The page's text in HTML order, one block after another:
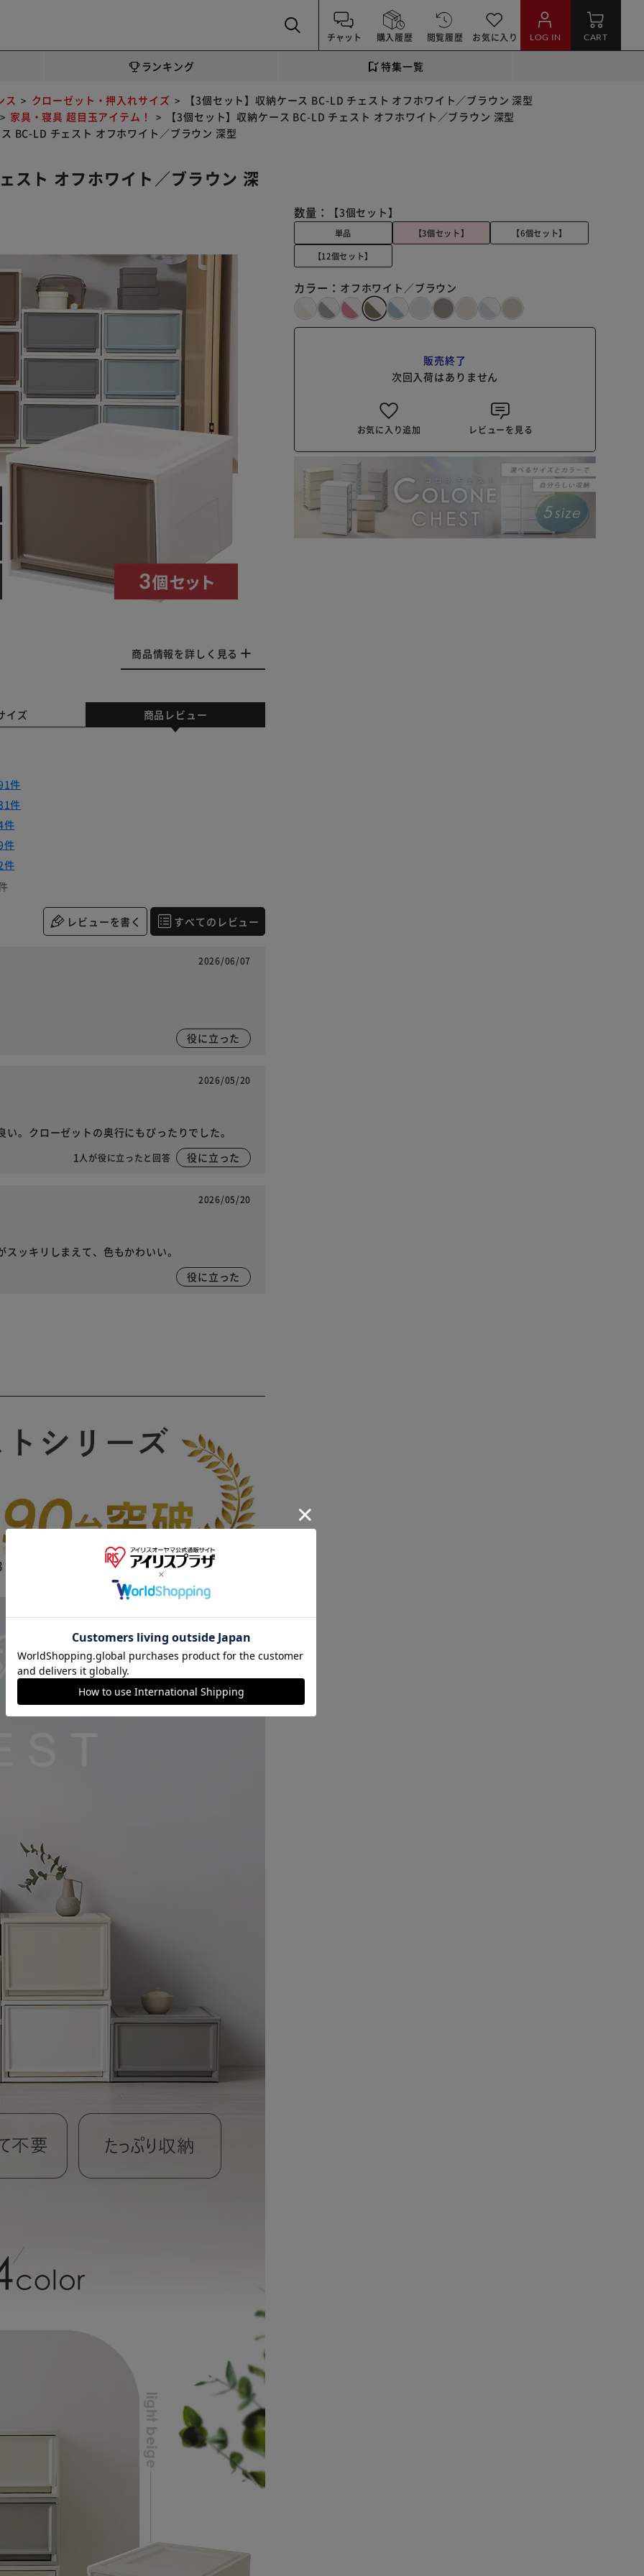
チャット 購入履歴 閲覧履歴 お気に入り LOG IN CART
ランキング 特集一覧
ス クローゼット・押入れサイズ
【3個セット】収納ケース BC-LD チェスト オフホワイト／ブラウン 深型
家具・寝具 超目玉アイテム！
【3個セット】収納ケース BC-LD チェスト オフホワイト／ブラウン 深型
BC-LD チェスト オフホワイト／ブラウン 深型
スト オフホワイト／ブラウン 深
商品情報を詳しく見る
数量： 【3個セット】
単品 【3個セット】
【6個セット】
【12個セット】
カラー： オフホワイト／ブラウン
販売終了
次回入荷はありません
お気に入り追加 レビューを見る
イズ 商品レビュー
件
件
件
件
件
レビューを書く すべてのレビュー
2026/06/07
役に立った
2026/05/20
。クローゼットの奥行にもぴったりでした。
1人が役に立ったと回答 役に立った
2026/05/20
ッキリしまえて、色もかわいい。
役に立った
※ご確認ください